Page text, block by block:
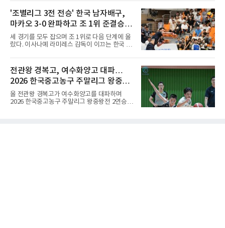
3-2로 꺾고 정상에 올랐는데, 세계선수권에서
이뤄진 '리턴 매치'에서도 승리하
‘바둑에서 왜 ‘대국(對局)’이라 말할까‘ 참조)'호
선(互先)'은 한자로 '서로 호(互)', '먼저 선(先)'을
쓴다. 직역하면 '서로 먼저 둔다'는 뜻이다. 여기
서 '서로 먼저 둔다'는 표현은 한 판에서 두 사람
이 동시에 선수를 잡는다는 의미가 아니다. 중국
과 일본의 고대 바둑에서 실력이 같은 사람끼리
는 여러 판을 둘 때 흑(선수)을 번갈아 맡았다는
는다는 의미였던 것이다.인터넷 조선왕조실록에
서 호
'조별리그 3전 전승' 한국 남자배구,
마카오 3-0 완파하고 조 1위 준결승
진출
세 경기를 모두 잡으며 조 1위로 다음 단계에 올
랐다. 이사나예 라미레스 감독이 이끄는 한국 남
아남자선수권대회 조별리그를 3연승으로 마무
리했다.대표팀은 7일 몽골 울란바타르 AVA 아레
나에서 열린 대회 B조 조별리그 3차전에서 마카
오(119위)를 세트 점수 3-0(25-18 25-16 25-15)
으로 제압했다. 일본과 대만에 이어 마카오까지
꺾은 한국은 조별리그 전승으로 준결승 티켓을
손에 넣었다.공격은 고르게 터졌다. 김요한(삼성
전관왕 경복고, 여수화양고 대파…
2026 한국중고농구 주말리그 왕중왕
전 결승토너먼트 확정
올 전관왕 경복고가 여수화양고를 대파하며
2026 한국중고농구 주말리그 왕중왕전 2연승을